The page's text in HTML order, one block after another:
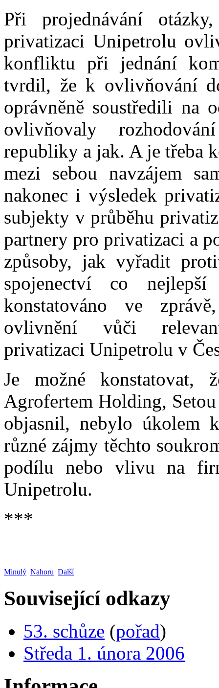
Při projednávání
privatizaci Unipetrolu
konfliktu při jednání
tvrdil, že k ovlivňování
oprávněně soustředili na
ovlivňovaly
republiky a jak. A je třeba
mezi sebou navzájem
nakonec i výsledek
subjekty v průběhu
partnery pro privatizaci a
způsoby, jak vyřadit
spojenectví co
konstatováno ve
ovlivnění vůči
privatizaci Unipetrolu v
Je možné konstatovat,
Agrofertem Holding,
objasnil, nebylo úkolem
různé zájmy těchto
podílu nebo vlivu na
Unipetrolu.
***
Minulý Nahoru Další
Související odkazy
53. schůze (pořad)
Středa 1. února 2006